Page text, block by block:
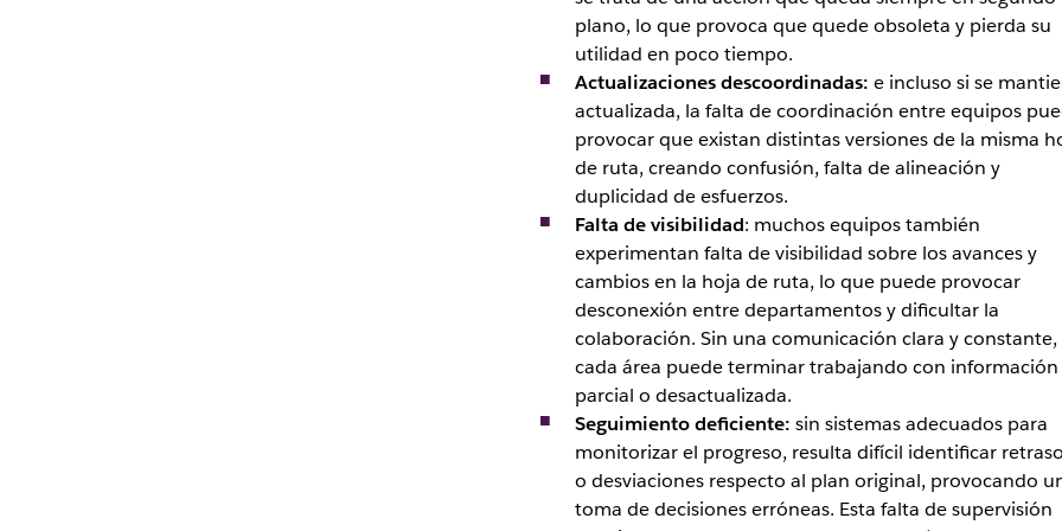
plano, lo que provoca que quede obsoleta y pierda su
utilidad en poco tiempo.
Actualizaciones descoordinadas: e incluso si se
actualizada, la falta de coordinación entre equipos
provocar que existan distintas versiones de la misma
de ruta, creando confusión, falta de alineación y
duplicidad de esfuerzos.
Falta de visibilidad: muchos equipos también
experimentan falta de visibilidad sobre los avances y
cambios en la hoja de ruta, lo que puede provocar
desconexión entre departamentos y dificultar la
colaboración. Sin una comunicación clara y constante,
cada área puede terminar trabajando con información
parcial o desactualizada.
Seguimiento deficiente: sin sistemas adecuados para
monitorizar el progreso, resulta difícil identificar
o desviaciones respecto al plan original, provocando
toma de decisiones erróneas. Esta falta de supervisión